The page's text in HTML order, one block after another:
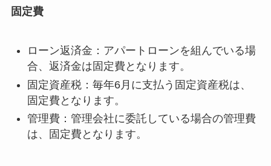
固定費
ローン返済金：アパートローンを組んでいる場
合、返済金は固定費となります。
固定資産税：毎年6月に支払う固定資産税は、
固定費となります。
管理費：管理会社に委託している場合の管理費
は、固定費となります。